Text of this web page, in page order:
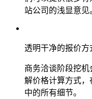
站公司的浅显意见
透明干净的报价方
商务洽谈阶段挖
解价格计算方式
中的所有细节。